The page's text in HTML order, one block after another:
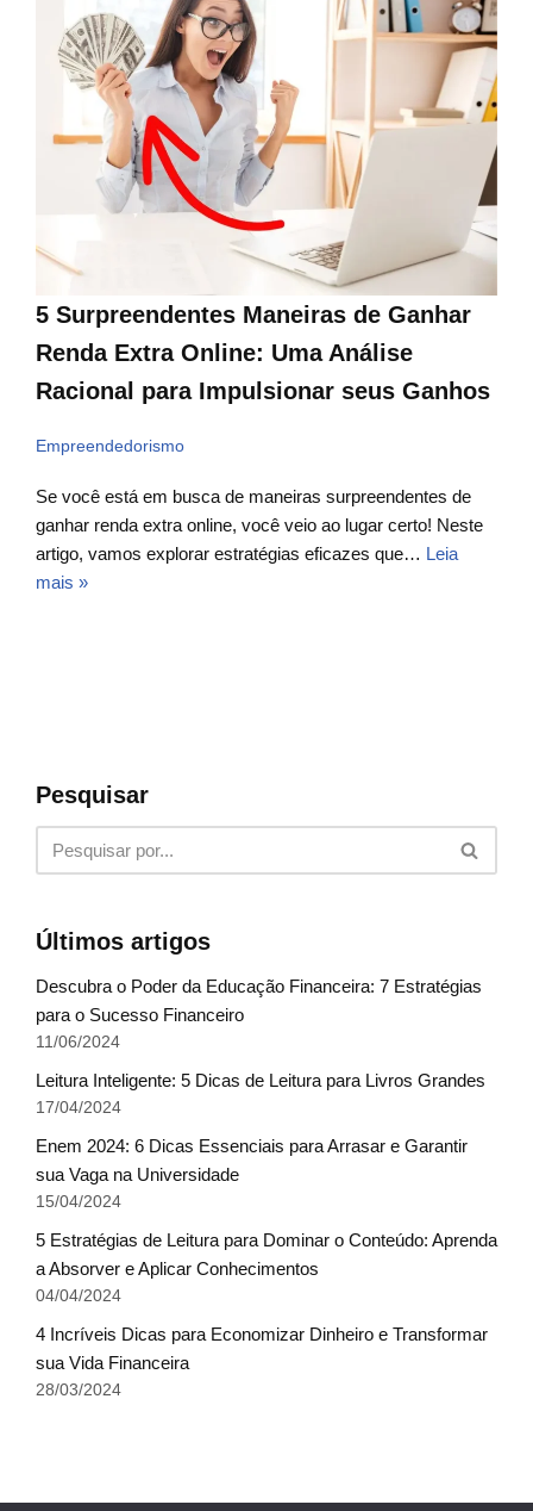
5 Surpreendentes Maneiras de Ganhar
Renda Extra Online: Uma Análise
Racional para Impulsionar seus Ganhos
Empreendedorismo
Se você está em busca de maneiras surpreendentes de
ganhar renda extra online, você veio ao lugar certo! Neste
artigo, vamos explorar estratégias eficazes que… Leia
mais »
Pesquisar
Últimos artigos
Descubra o Poder da Educação Financeira: 7 Estratégias
para o Sucesso Financeiro
11/06/2024
Leitura Inteligente: 5 Dicas de Leitura para Livros Grandes
17/04/2024
Enem 2024: 6 Dicas Essenciais para Arrasar e Garantir
sua Vaga na Universidade
15/04/2024
5 Estratégias de Leitura para Dominar o Conteúdo: Aprenda
a Absorver e Aplicar Conhecimentos
04/04/2024
4 Incríveis Dicas para Economizar Dinheiro e Transformar
sua Vida Financeira
28/03/2024